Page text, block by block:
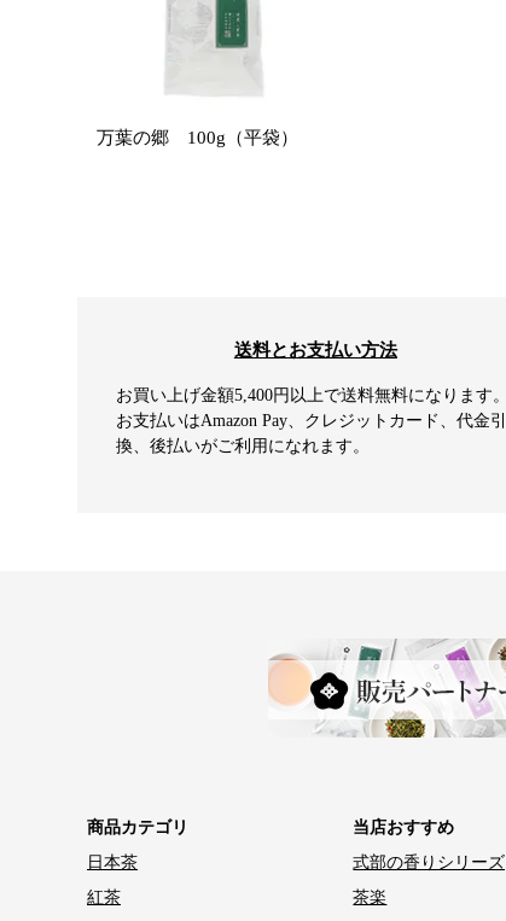
万葉の郷 100g（平袋）
送料とお支払い方法
お買い上げ金額5,400円以上で送料無料になります。
お支払いはAmazon Pay、クレジットカード、代金引
換、後払いがご利用になれます。
商品カテゴリ
日本茶
紅茶
当店おすすめ
式部の香りシリーズ
茶楽